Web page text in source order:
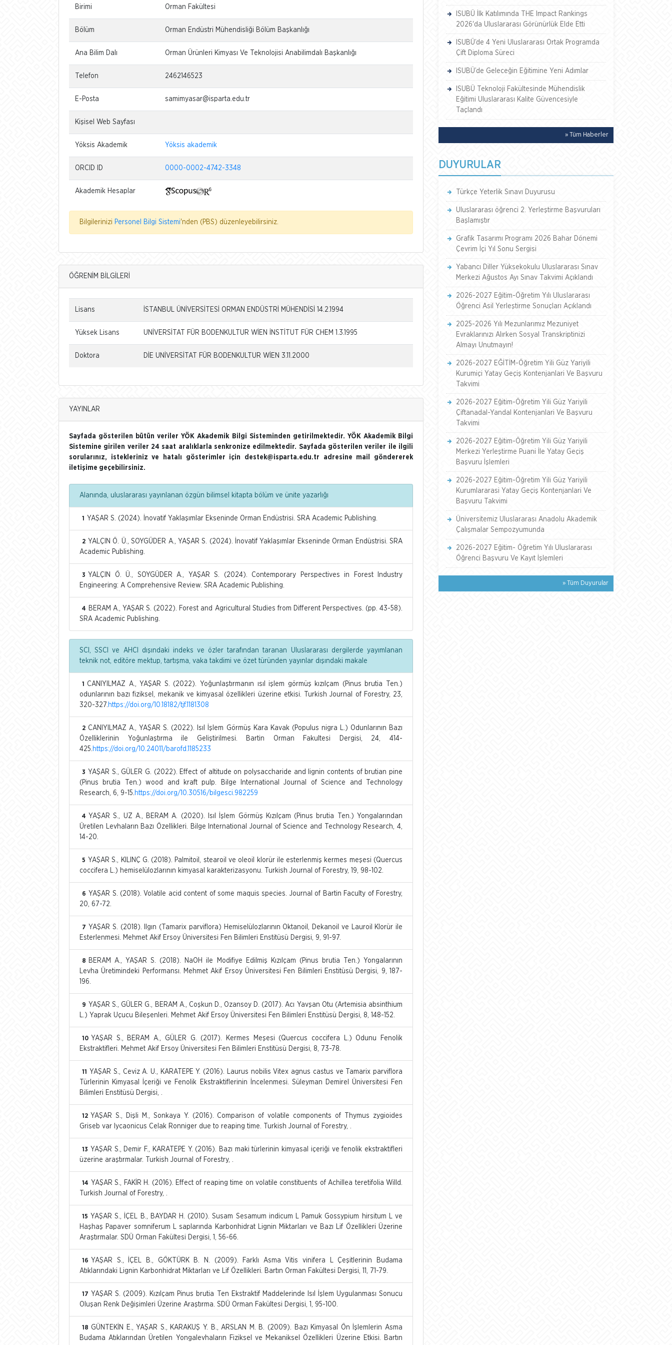
Birimi Orman Fakültesi
Bölüm Orman Endüstri Mühendisliği Bölüm Başkanlığı
Ana Bilim Dalı Orman Ürünleri Kimyası Ve Teknolojisi Anabilimdalı Başkanlığı
Telefon 2462146523
E-Posta samimyasar@isparta.edu.tr
Kişisel Web Sayfası
Yöksis Akademik Yöksis akademik
ORCID ID 0000-0002-4742-3348
Akademik Hesaplar
Bilgilerinizi Personel Bilgi Sistemi'nden (PBS) düzenleyebilirsiniz.
ÖĞRENİM BİLGİLERİ
Lisans İSTANBUL ÜNİVERSİTESİ ORMAN ENDÜSTRİ MÜHENDİSİ 14.2.1994
Yüksek Lisans UNİVERSİTAT FÜR BODENKULTUR WİEN İNSTİTUT FÜR CHEM 1.3.1995
Doktora DİE UNİVERSİTAT FÜR BODENKULTUR WİEN 3.11.2000
YAYINLAR
Sayfada gösterilen bütün veriler YÖK Akademik Bilgi Sisteminden getirilmektedir. YÖK Akademik Bilgi
Sistemine girilen veriler 24 saat aralıklarla senkronize edilmektedir. Sayfada gösterilen veriler ile ilgili
sorularınız, istekleriniz ve hatalı gösterimler için destek@isparta.edu.tr adresine mail göndererek
iletişime geçebilirsiniz.
Alanında, uluslararası yayınlanan özgün bilimsel kitapta bölüm ve ünite yazarlığı
1 YAŞAR S. (2024). İnovatif Yaklaşımlar Ekseninde Orman Endüstrisi. SRA Academic Publishing.
2 YALÇIN Ö. Ü., SOYGÜDER A., YAŞAR S. (2024). İnovatif Yaklaşımlar Ekseninde Orman Endüstrisi. SRA
Academic Publishing.
3 YALÇIN Ö. Ü., SOYGÜDER A., YAŞAR S. (2024). Contemporary Perspectives in Forest Industry
Engineering: A Comprehensive Review. SRA Academic Publishing.
4
BERAM A., YAŞAR S. (2022). Forest and Agricultural Studies from Different Perspectives. (pp. 43-58).
SRA Academic Publishing.
SCI, SSCI ve AHCI dışındaki indeks ve özler tarafından taranan Uluslararası dergilerde yayımlanan
teknik not, editöre mektup, tartışma, vaka takdimi ve özet türünden yayınlar dışındaki makale
1
CANIYILMAZ A., YAŞAR S. (2022). Yoğunlaştırmanın ısıl işlem görmüş kızılçam (Pinus brutia Ten.)
odunlarının bazı fiziksel, mekanik ve kimyasal özellikleri üzerine etkisi. Turkish Journal of Forestry, 23,
320-327. https://doi.org/10.18182/tjf.1181308
2 CANIYILMAZ A., YAŞAR S. (2022). Isıl İşlem Görmüş Kara Kavak (Populus nigra L.) Odunlarının Bazı
Özelliklerinin Yoğunlaştırma ile Geliştirilmesi. Bartin Orman Fakultesi Dergisi, 24, 414-
425. https://doi.org/10.24011/barofd.1185233
3 YAŞAR S., GÜLER G. (2022). Effect of altitude on polysaccharide and lignin contents of brutian pine
(Pinus brutia Ten.) wood and kraft pulp. Bilge International Journal of Science and Technology
Research, 6, 9-15. https://doi.org/10.30516/bilgesci.982259
4 YAŞAR S., UZ A., BERAM A. (2020). Isıl İşlem Görmüş Kızılçam (Pinus brutia Ten.) Yongalarından
Üretilen Levhaların Bazı Özellikleri. Bilge International Journal of Science and Technology Research, 4,
14-20.
5 YAŞAR S., KILINÇ G. (2018). Palmitoil, stearoil ve oleoil klorür ile esterlenmiş kermes meşesi (Quercus
coccifera L.) hemiselülozlarının kimyasal karakterizasyonu. Turkish Journal of Forestry, 19, 98-102.
6 YAŞAR S. (2018). Volatile acid content of some maquis species. Journal of Bartin Faculty of Forestry,
20, 67-72.
7 YAŞAR S. (2018). Ilgın (Tamarix parviflora) Hemiselülozlarının Oktanoil, Dekanoil ve Lauroil Klorür ile
Esterlenmesi. Mehmet Akif Ersoy Üniversitesi Fen Bilimleri Enstitüsü Dergisi, 9, 91-97.
8
BERAM A., YAŞAR S. (2018). NaOH ile Modifiye Edilmiş Kızılçam (Pinus brutia Ten.) Yongalarının
Levha Üretimindeki Performansı. Mehmet Akif Ersoy Üniversitesi Fen Bilimleri Enstitüsü Dergisi, 9, 187-
196.
9 YAŞAR S., GÜLER G., BERAM A., Coşkun D., Ozansoy D. (2017). Acı Yavşan Otu (Artemisia absinthium
L.) Yaprak Uçucu Bileşenleri. Mehmet Akif Ersoy Üniversitesi Fen Bilimleri Enstitüsü Dergisi, 8, 148-152.
10 YAŞAR S., BERAM A., GÜLER G. (2017). Kermes Meşesi (Quercus coccifera L.) Odunu Fenolik
Ekstraktifleri. Mehmet Akif Ersoy Üniversitesi Fen Bilimleri Enstitüsü Dergisi, 8, 73-78.
11
YAŞAR S., Ceviz A. U., KARATEPE Y. (2016). Laurus nobilis Vitex agnus castus ve Tamarix parviflora
Türlerinin Kimyasal İçeriği ve Fenolik Ekstraktiflerinin İncelenmesi. Süleyman Demirel Üniversitesi Fen
Bilimleri Enstitüsü Dergisi, .
12 YAŞAR S., Dişli M., Sonkaya Y. (2016). Comparison of volatile components of Thymus zygioides
Griseb var lycaonicus Celak Ronniger due to reaping time. Turkish Journal of Forestry, .
13 YAŞAR S., Demir F., KARATEPE Y. (2016). Bazı maki türlerinin kimyasal içeriği ve fenolik ekstraktifleri
üzerine araştırmalar. Turkish Journal of Forestry, .
14 YAŞAR S., FAKİR H. (2016). Effect of reaping time on volatile constituents of Achillea teretifolia Willd.
Turkish Journal of Forestry, .
15 YAŞAR S., İÇEL B., BAYDAR H. (2010). Susam Sesamum indicum L Pamuk Gossypium hirsitum L ve
Haşhaş Papaver somniferum L saplarında Karbonhidrat Lignin Miktarları ve Bazı Lif Özellikleri Üzerine
Araştırmalar. SDÜ Orman Fakültesi Dergisi, 1, 56-66.
16 YAŞAR S., İÇEL B., GÖKTÜRK B. N. (2009). Farklı Asma Vitis vinifera L Çeşitlerinin Budama
Atıklarındaki Lignin Karbonhidrat Miktarları ve Lif Özellikleri. Bartın Orman Fakültesi Dergisi, 11, 71-79.
17 YAŞAR S. (2009). Kızılçam Pinus brutia Ten Ekstraktif Maddelerinde Isıl İşlem Uygulanması Sonucu
Oluşan Renk Değişimleri Üzerine Araştırma. SDÜ Orman Fakültesi Dergisi, 1, 95-100.
18 GÜNTEKİN E., YAŞAR S., KARAKUŞ Y. B., ARSLAN M. B. (2009). Bazı Kimyasal Ön İşlemlerin Asma
Budama Atıklarından Üretilen Yongalevhaların Fiziksel ve Mekaniksel Özellikleri Üzerine Etkisi. Bartın
ISUBÜ İlk Katılımında THE Impact Rankings
2026'da Uluslararası Görünürlük Elde Etti
ISUBÜ’de 4 Yeni Uluslararası Ortak Programda
Çift Diploma Süreci
ISUBÜ’de Geleceğin Eğitimine Yeni Adımlar
ISUBÜ Teknoloji Fakültesinde Mühendislik
Eğitimi Uluslararası Kalite Güvencesiyle
Taçlandı
» Tüm Haberler
DUYURULAR
Türkçe Yeterlik Sınavı Duyurusu
Uluslararası öğrenci 2. Yerleştirme Başvuruları
Başlamıştır
Grafik Tasarımı Programı 2026 Bahar Dönemi
Çevrim İçi Yıl Sonu Sergisi
Yabancı Diller Yüksekokulu Uluslararası Sınav
Merkezi Ağustos Ayı Sınav Takvimi Açıklandı
2026-2027 Eğitim-Öğretim Yılı Uluslararası
Öğrenci Asil Yerleştirme Sonuçları Açıklandı
2025-2026 Yılı Mezunlarımız Mezuniyet
Evraklarınızı Alırken Sosyal Transkriptinizi
Almayı Unutmayın!
2026-2027 EĞİTİM-Öğretim Yili Güz Yariyili
Kurumiçi Yatay Geçiş Kontenjanlari Ve Başvuru
Takvimi
2026-2027 Eğitim-Öğretim Yili Güz Yariyili
Çiftanadal-Yandal Kontenjanlari Ve Başvuru
Takvimi
2026-2027 Eğitim-Öğretim Yili Güz Yariyili
Merkezi Yerleştirme Puani İle Yatay Geçiş
Başvuru İşlemleri
2026-2027 Eğitim-Öğretim Yili Güz Yariyili
Kurumlararasi Yatay Geçiş Kontenjanlari Ve
Başvuru Takvimi
Üniversitemiz Uluslararası Anadolu Akademik
Çalışmalar Sempozyumunda
2026-2027 Eğitim- Öğretim Yılı Uluslararası
Öğrenci Başvuru Ve Kayıt İşlemleri
» Tüm Duyurular